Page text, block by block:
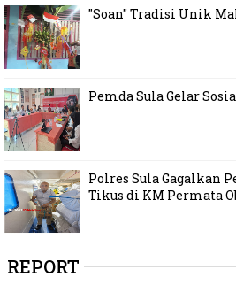
"Soan" Tradisi Unik
Pemda Sula Gelar
Polres Sula Gagalkan
Tikus di KM Permata
REPORT